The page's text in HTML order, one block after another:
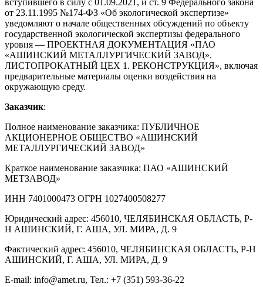
от 23.11.1995 №174-ФЗ «Об экологической экспертизе»
уведомляют о начале общественных обсуждений по объекту
государственной экологической экспертизы федерального
уровня — ПРОЕКТНАЯ ДОКУМЕНТАЦИЯ «ПАО
«АШИНСКИЙ МЕТАЛЛУРГИЧЕСКИЙ ЗАВОД».
ЛИСТОПРОКАТНЫЙ ЦЕХ 1. РЕКОНСТРУКЦИЯ», включая
предварительные материалы оценки воздействия на
окружающую среду.
Заказчик:
Полное наименование заказчика: ПУБЛИЧНОЕ
АКЦИОНЕРНОЕ ОБЩЕСТВО «АШИНСКИЙ
МЕТАЛЛУРГИЧЕСКИЙ ЗАВОД»
Краткое наименование заказчика: ПАО «АШИНСКИЙ
МЕТЗАВОД»
ИНН 7401000473 ОГРН 1027400508277
Юридический адрес: 456010, ЧЕЛЯБИНСКАЯ ОБЛАСТЬ, Р-
Н АШИНСКИЙ, Г. АША, УЛ. МИРА, Д. 9
Фактический адрес: 456010, ЧЕЛЯБИНСКАЯ ОБЛАСТЬ, Р-Н
АШИНСКИЙ, Г. АША, УЛ. МИРА, Д. 9
E-mail: info@amet.ru, Тел.: +7 (351) 593-36-22